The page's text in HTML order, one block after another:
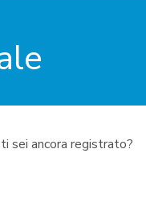
sei ancora registrato?